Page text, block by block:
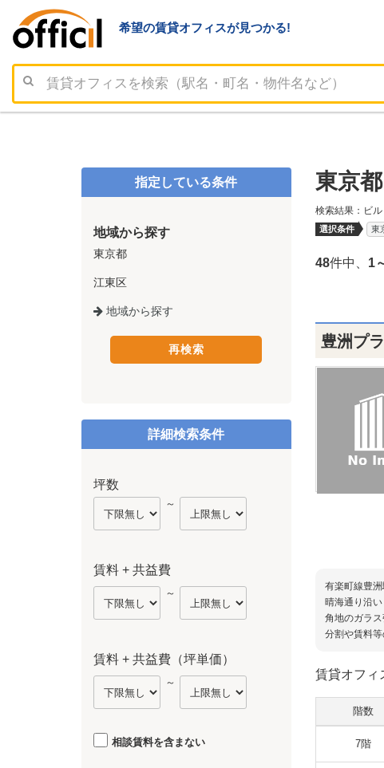
希望の賃貸オフィスが見つかる!
東京
検索結果：ビル
選択条件 東
48件中、 1
豊洲プ
有楽町線豊
晴海通り沿い
角地のガラス
分割や賃料等
賃貸オフ
階数
7階
指定している条件
地域から探す
東京都
江東区
地域から探す
詳細検索条件
坪数
～
賃料 + 共益費
～
賃料 + 共益費（坪単価）
～
相談賃料を含まない